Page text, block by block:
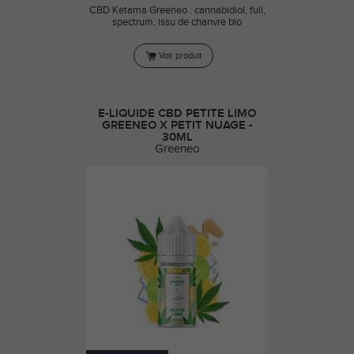
CBD Ketama Greeneo : cannabidiol, full,
spectrum, issu de chanvre bio
Voir produit
E-LIQUIDE CBD PETITE LIMO
GREENEO X PETIT NUAGE -
30ML
Greeneo